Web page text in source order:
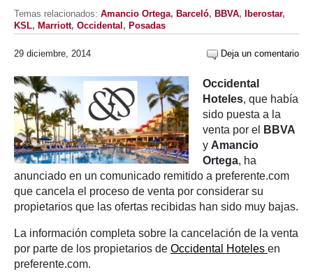
Temas relacionados: Amancio Ortega, Barceló, BBVA, Iberostar,
KSL, Marriott, Occidental , Posadas
29 diciembre, 2014 Deja un comentario
Occidental
Hoteles, que había
sido puesta a la
venta por el
BBVA
y Amancio
Ortega, ha
anunciado en un comunicado remitido a preferente.com
que cancela el proceso de venta por considerar su
propietarios que las ofertas recibidas han sido muy bajas.
La información completa sobre la cancelación de la venta
por parte de los propietarios de Occidental Hoteles en
preferente.com.